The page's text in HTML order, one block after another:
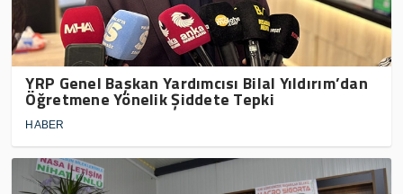
YRP Genel Başkan Yardımcısı Bilal Yıldırım’dan
Öğretmene Yönelik Şiddete Tepki
HABER